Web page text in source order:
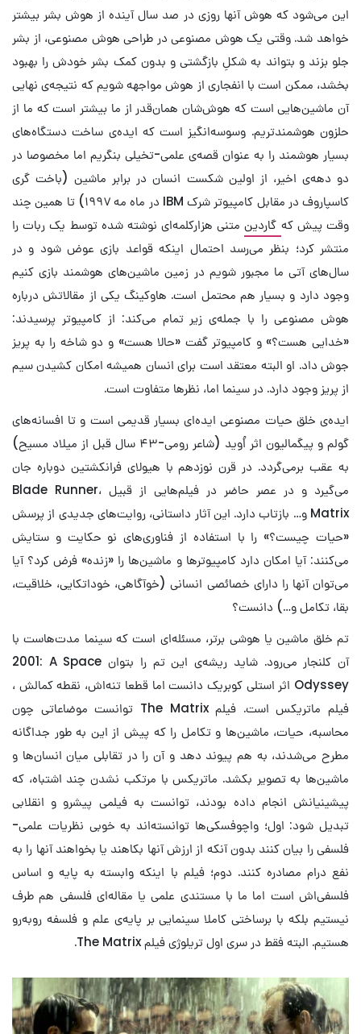
این می‌شود که هوش آنها روزی در صد سال آینده از هوش بشر بیشتر
خواهد شد. وقتی یک هوش مصنوعی در طراحی هوش مصنوعی، از بشر
جلو بزند و بتواند به شکلِ بازگشتی و بدون کمک بشر خودش را بهبود
بخشد، ممکن است با انفجاری از هوش مواجهه شویم که نتیجه‌ی نهایی
آن ماشین‌هایی است که هوش‌شان همان‌قدر از ما بیشتر است که ما از
حلزون هوشمندتریم. وسوسه‌انگیز است که ایده‌ی ساخت دستگاه‌های
بسیار هوشمند را به عنوان قصه‌‌ی علمی-تخیلی بنگریم اما مخصوصا در
دو دهه‌ی اخیر، از اولین شکست انسان در برابر ماشین (باخت گری
کاسپاروف در مقابل کامپیوتر شرک IBM در ماه مه ۱۹۹۷) تا همین چند
وقت پیش که گاردینمتنی هزارکلمه‌ای نوشته شده توسط یک ربات را
منتشر کرد؛ بنظر می‌رسد احتمال اینکه قواعد بازی عوض شود و در
سال‌های آتی ما مجبور شویم در زمین ماشین‌های هوشمند بازی کنیم
وجود دارد و بسیار هم محتمل است. هاوکینگ یکی از مقالاتش درباره
هوش مصنوعی را با جمله‌ی زیر تمام می‌کند: از کامپیوتر پرسیدند:
«خدایی هست؟» و کامپیوتر گفت «حالا هست» و دو شاخه را به پریز
جوش داد. او البته معتقد است برای انسان همیشه امکان کشیدن سیم
از پریز وجود دارد. در سینما اما، نظرها متفاوت است.
ایده‌ی خلق حیات مصنوعی ایده‌ای بسیار قدیمی است و تا افسانه‌های
گولم و پیگمالیون اثر اُوید (شاعر رومی-۴۳ سال قبل از میلاد مسیح)
به عقب برمی‌گردد. در قرن نوزدهم با هیولای فرانکشتین دوباره جان
می‌گیرد و در عصر حاضر در فیلم‌هایی از قبیل Blade Runner،
Matrix و… بازتاب دارد. این آثار‌ داستانی، روایت‌‌‌‌های جدیدی از پرسش
«حیات چیست؟» را با استفاده از فناوری‌‌های نو حکایت و ستایش
می‌کنند: آیا امکان دارد کامپیوترها و ماشین‌ها را «زنده» فرض کرد؟ آیا
می‌توان آنها را دارای خصائصی انسانی (خوآگاهی، خوداتکایی، خلاقیت،
بقا، تکامل و…) دانست؟
تم خلق ماشین‌ یا هوشی برتر، مسئله‌ای است که سینما مدت‌هاست با
آن کلنجار می‌رود. شاید ریشه‌ی این تم را بتوان ‎2001: A Space
Odyssey اثر استلی کوبریک دانست اما قطعا تنه‌اش، نقطه کمالش ،
فیلم ماتریکس است. فیلم The Matrix توانست موضاعاتی چون
محاسبه، حیات، ماشین‌ها و تکامل را که پیش از این به طور جداگانه
مطرح می‌شدند، به هم پیوند دهد و آن را در تقابلی میان انسان‌ها و
ماشین‌ها به تصویر بکشد. ماتریکس با مرتکب نشدن چند اشتباه، که
پیشینیانش انجام داده بودند، توانست به فیلمی پیشرو و انقلابی
تبدیل شود: اول؛ واچوفسکی‌ها توانسته‌اند به خوبی نظریات علمی-
فلسفی را بیان کنند بدون آنکه از ارزش آنها بکاهند یا بخواهند آنها را به
نفع درام مصادره کنند. دوم؛ فیلم با اینکه وابسته به پایه و اساس
فلسفی‌اش است اما ما با مستندی علمی یا مقاله‌ای فلسفی هم طرف
نیستیم بلکه با برساختی کاملا سینمایی بر پایه‌ی علم و فلسفه روبه‌رو
هستیم. البته فقط در سری اول تریلوژی فیلم The Matrix.